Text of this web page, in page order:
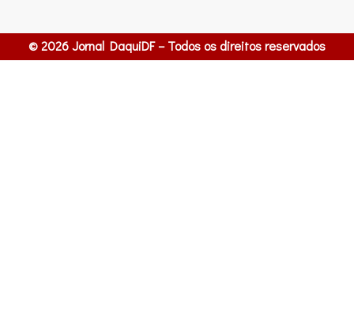
© 2026 Jornal DaquiDF – Todos os direitos reservados